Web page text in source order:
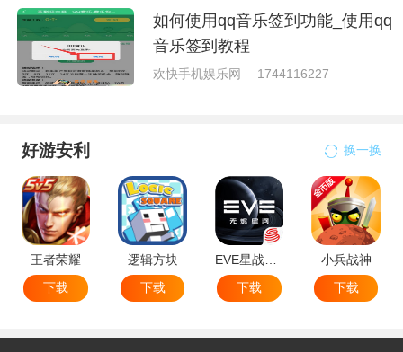
如何使用qq音乐签到功能_使用qq
音乐签到教程
欢快手机娱乐网 1744116227
好游安利 换一换
王者荣耀
下载
逻辑方块
下载
EVE星战前夜无烬星河
下载
小兵战神
下载